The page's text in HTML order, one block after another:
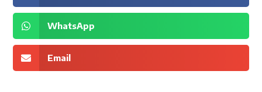
WhatsApp
Email